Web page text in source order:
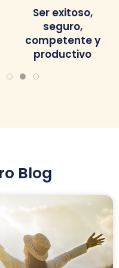
Ser exitoso,
seguro,
competente y
productivo
Blog